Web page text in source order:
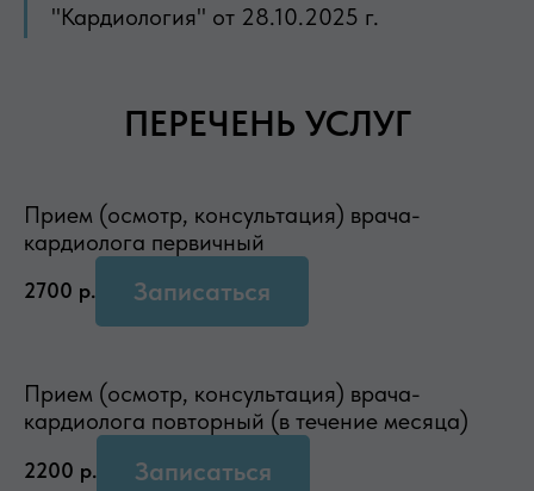
"Кардиология" от 28.10.2025 г.
ПЕРЕЧЕНЬ УСЛУГ
Прием (осмотр, консультация) врача-
кардиолога первичный
2700 р. Записаться
Прием (осмотр, консультация) врача-
кардиолога повторный (в течение месяца)
2200 р. Записаться